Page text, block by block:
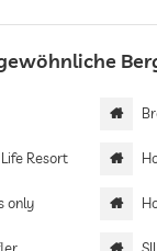
Resort
only